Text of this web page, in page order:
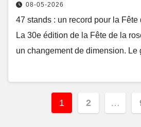
08-05-2026
47 stands : un record pour la Fête
La 30e édition de la Fête de la
un changement de dimension.
Posts
1 2 …